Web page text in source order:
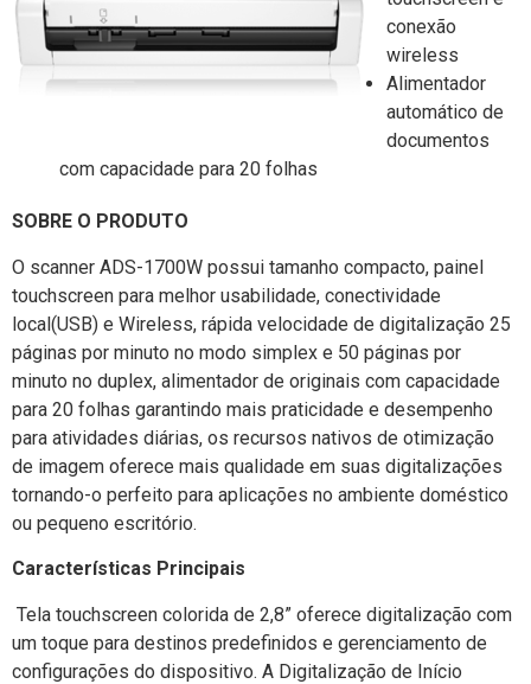
conexão
wireless
Alimentador
automático de
documentos
com capacidade para 20 folhas
SOBRE O PRODUTO
O scanner ADS-1700W possui tamanho compacto, painel
touchscreen para melhor usabilidade, conectividade
local(USB) e Wireless, rápida velocidade de digitalização 25
páginas por minuto no modo simplex e 50 páginas por
minuto no duplex, alimentador de originais com capacidade
para 20 folhas garantindo mais praticidade e desempenho
para atividades diárias, os recursos nativos de otimização
de imagem oferece mais qualidade em suas digitalizações
tornando-o perfeito para aplicações no ambiente doméstico
ou pequeno escritório.
Características Principais
Tela touchscreen colorida de 2,8” oferece digitalização com
um toque para destinos predefinidos e gerenciamento de
configurações do dispositivo. A Digitalização de Início